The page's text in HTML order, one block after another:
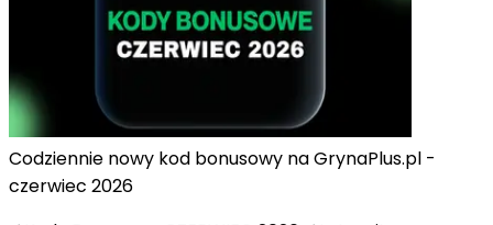
Codziennie nowy kod bonusowy na GrynaPlus.pl -
czerwiec 2026